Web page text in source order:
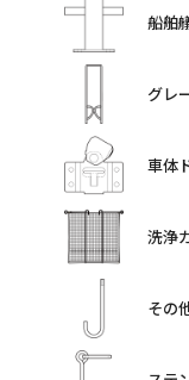
船舶
グレ
車体
洗浄
その